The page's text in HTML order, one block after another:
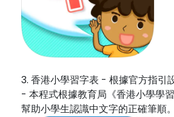
3. 香港小學習字表 - 根據官方指引
- 本程式根據教育局《香港小學學
幫助小學生認識中文字的正確筆順。‬